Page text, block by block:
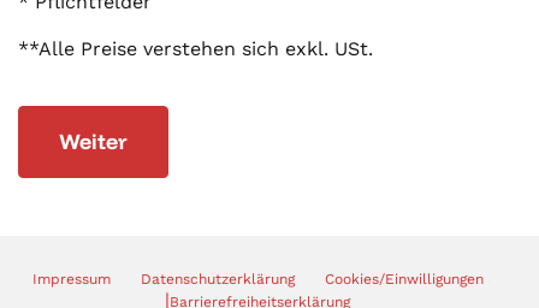
**Alle Preise verstehen sich exkl. USt.
Weiter
Impressum Datenschutzerklärung Cookies/Einwilligungen
|Barrierefreiheitserklärung